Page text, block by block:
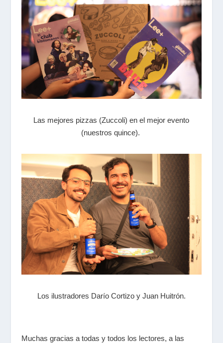
Las mejores pizzas (Zuccoli) en el mejor evento
(nuestros quince).
Los ilustradores Darío Cortizo y Juan Huitrón.
Muchas gracias a todas y todos los lectores, a las